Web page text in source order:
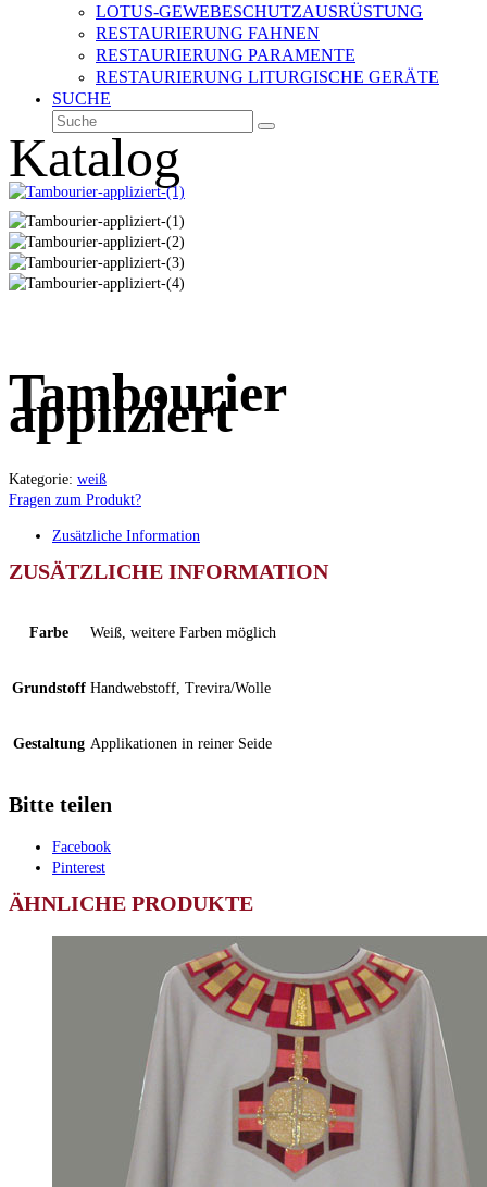
LOTUS-GEWEBESCHUTZAUSRÜSTUNG
RESTAURIERUNG FAHNEN
RESTAURIERUNG PARAMENTE
RESTAURIERUNG LITURGISCHE GERÄTE
SUCHE
Suche
Senden
Katalog
Tambourier
appliziert
Kategorie: weiß
Fragen zum Produkt?
Zusätzliche Information
ZUSÄTZLICHE INFORMATION
Farbe Weiß, weitere Farben möglich
Grundstoff Handwebstoff, Trevira/Wolle
Gestaltung Applikationen in reiner Seide
Bitte teilen
Facebook
Pinterest
ÄHNLICHE PRODUKTE